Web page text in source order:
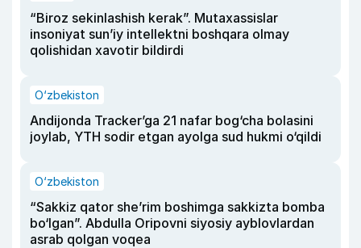
“Biroz sekinlashish kerak”. Mutaxassislar
insoniyat sun’iy intellektni boshqara olmay
qolishidan xavotir bildirdi
O‘zbekiston
Andijonda Tracker’ga 21 nafar bog‘cha bolasini
joylab, YTH sodir etgan ayolga sud hukmi o‘qildi
O‘zbekiston
“Sakkiz qator she’rim boshimga sakkizta bomba
bo‘lgan”. Abdulla Oripovni siyosiy ayblovlardan
asrab qolgan voqea